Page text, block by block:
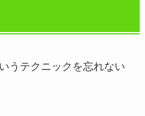
うテクニックを忘れない